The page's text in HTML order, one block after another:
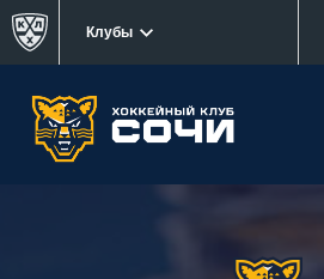
Клубы